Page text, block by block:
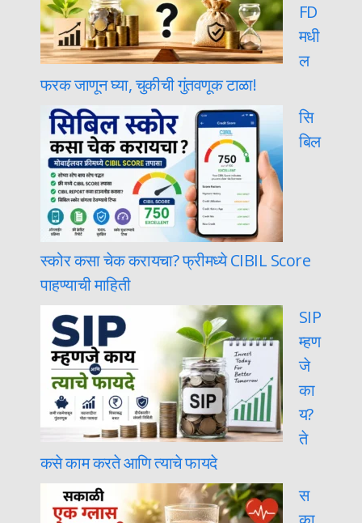
FD
मधी
ल
फरक जाणून घ्या, चुकीची गुंतवणूक टाळा!
सि
बिल
स्कोर कसा चेक करायचा? फ्रीमध्ये CIBIL Score
पाहण्याची माहिती
SIP
म्हण
जे
का
य?
ते
कसे काम करते आणि त्याचे फायदे
स